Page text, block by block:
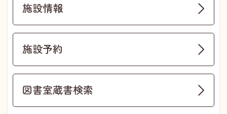
施設情報
施設予約
図書室蔵書検索